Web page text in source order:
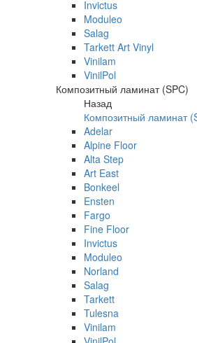
Invictus
Moduleo
Salag
Tarkett Art Vinyl
Vinilam
VinilPol
Композитный ламинат (SPC)
Назад
Композитный ламинат
Adelar
Alpine Floor
Alta Step
Art East
Bonkeel
Ensten
Fargo
Fine Floor
Invictus
Moduleo
Norland
Salag
Tarkett
Tulesna
Vinilam